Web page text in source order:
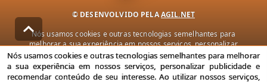
© DESENVOLVIDO PELAAGIL.NET
Nós usamos cookies e outras tecnologias semelhantes para
melhorar a sua experiência em nossos serviços, personalizar
publicidade e recomendar conteúdo de seu interesse. Ao utilizar
nossos serviços, você concorda com nossa política de privacidade e
termos de uso.
Nós usamos cookies e outras tecnologias semelhantes para melhorar
a sua experiência em nossos serviços, personalizar publicidade e
recomendar conteúdo de seu interesse. Ao utilizar nossos serviços,